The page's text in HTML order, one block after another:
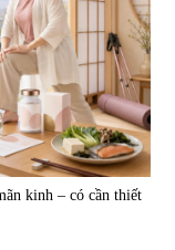
| 14.560
đ
kinh – có cần thiết